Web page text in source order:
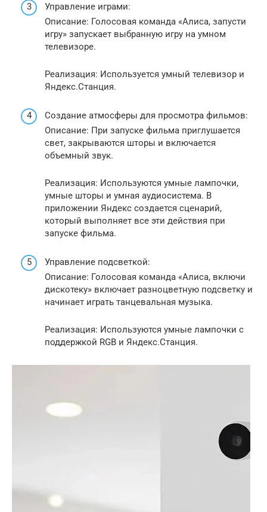
Управление играми:
Описание: Голосовая команда «Алиса, запусти
игру» запускает выбранную игру на умном
телевизоре.
Реализация: Используется умный телевизор и
Яндекс.Станция.
Создание атмосферы для просмотра фильмов:
Описание: При запуске фильма приглушается
свет, закрываются шторы и включается
объемный звук.
Реализация: Используются умные лампочки,
умные шторы и умная аудиосистема. В
приложении Яндекс создается сценарий,
который выполняет все эти действия при
запуске фильма.
Управление подсветкой:
Описание: Голосовая команда «Алиса, включи
дискотеку» включает разноцветную подсветку и
начинает играть танцевальная музыка.
Реализация: Используются умные лампочки с
поддержкой RGB и Яндекс.Станция.